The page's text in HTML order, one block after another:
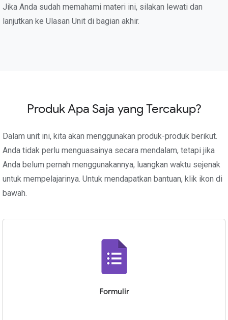
Jika Anda sudah memahami materi ini, silakan lewati dan
lanjutkan ke Ulasan Unit di bagian akhir.
Produk Apa Saja yang Tercakup?
Dalam unit ini, kita akan menggunakan produk-produk berikut.
Anda tidak perlu menguasainya secara mendalam, tetapi jika
Anda belum pernah menggunakannya, luangkan waktu sejenak
untuk mempelajarinya. Untuk mendapatkan bantuan, klik ikon di
bawah.
Formulir